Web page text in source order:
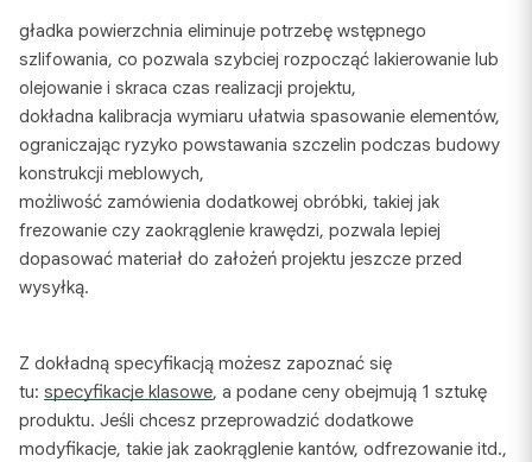
gładka powierzchnia eliminuje potrzebę wstępnego
szlifowania, co pozwala szybciej rozpocząć lakierowanie lub
olejowanie i skraca czas realizacji projektu,
dokładna kalibracja wymiaru ułatwia spasowanie elementów,
ograniczając ryzyko powstawania szczelin podczas budowy
konstrukcji meblowych,
możliwość zamówienia dodatkowej obróbki, takiej jak
frezowanie czy zaokrąglenie krawędzi, pozwala lepiej
dopasować materiał do założeń projektu jeszcze przed
wysyłką.
Z dokładną specyfikacją możesz zapoznać się
tu: specyfikacje klasowe, a podane ceny obejmują 1 sztukę
produktu. Jeśli chcesz przeprowadzić dodatkowe
modyfikacje, takie jak zaokrąglenie kantów, odfrezowanie itd.,